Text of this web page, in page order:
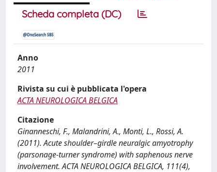
Scheda completa (DC)
Anno
2011
Rivista su cui è pubblicata l'opera
ACTA NEUROLOGICA BELGICA
Citazione
Ginanneschi, F., Malandrini, A., Monti, L., Rossi, A.
(2011). Acute shoulder–girdle neuralgic amyotrophy
(parsonage-turner syndrome) with saphenous nerve
involvement. ACTA NEUROLOGICA BELGICA, 111(4),